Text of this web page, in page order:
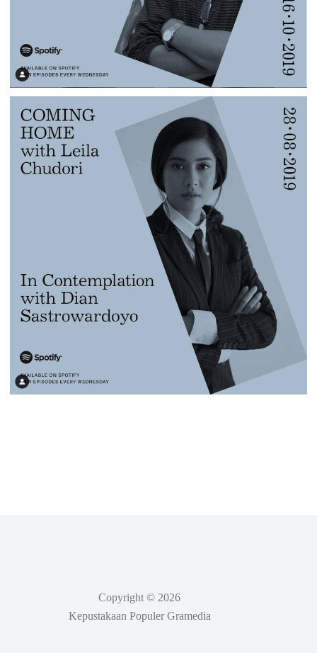
Copyright © 2026
Kepustakaan Populer Gramedia